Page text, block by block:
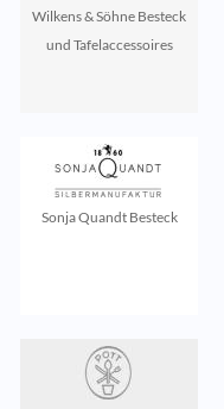
Wilkens & Söhne Besteck
und Tafelaccessoires
Sonja Quandt Besteck